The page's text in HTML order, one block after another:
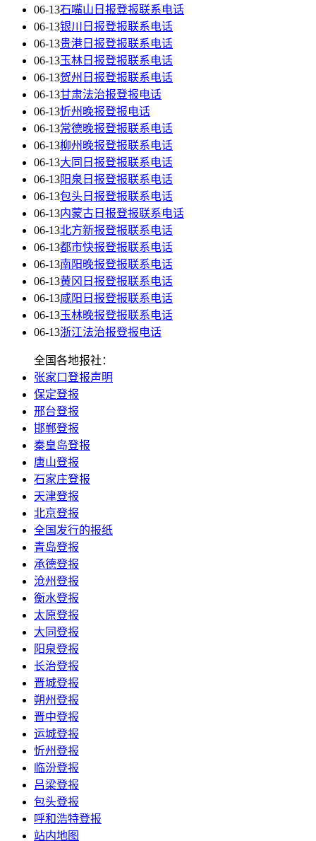
06-13石嘴山日报登报联系电话
06-13银川日报登报联系电话
06-13贵港日报登报联系电话
06-13玉林日报登报联系电话
06-13贺州日报登报联系电话
06-13甘肃法治报登报电话
06-13忻州晚报登报电话
06-13常德晚报登报联系电话
06-13柳州晚报登报联系电话
06-13大同日报登报联系电话
06-13阳泉日报登报联系电话
06-13包头日报登报联系电话
06-13内蒙古日报登报联系电话
06-13北方新报登报联系电话
06-13都市快报登报联系电话
06-13南阳晚报登报联系电话
06-13黄冈日报登报联系电话
06-13咸阳日报登报联系电话
06-13玉林晚报登报联系电话
06-13浙江法治报登报电话
全国各地报社：
张家口登报声明
保定登报
邢台登报
邯郸登报
秦皇岛登报
唐山登报
石家庄登报
天津登报
北京登报
全国发行的报纸
青岛登报
承德登报
沧州登报
衡水登报
太原登报
大同登报
阳泉登报
长治登报
晋城登报
朔州登报
晋中登报
运城登报
忻州登报
临汾登报
吕梁登报
包头登报
呼和浩特登报
站内地图